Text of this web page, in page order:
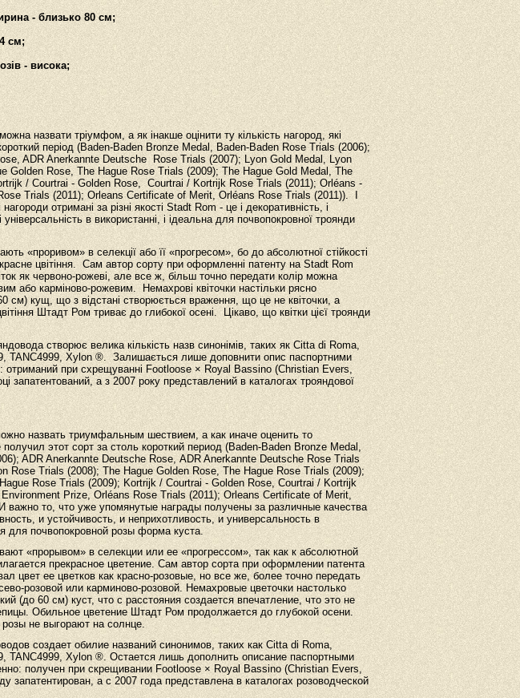
- близько 80 см;
см;
- висока;
назвати тріумфом, а як інакше оцінити ту кількість нагород, які
період (Baden-Baden Bronze Medal, Baden-Baden Rose Trials (2006);
ADR Anerkannte Deutsche Rose Trials (2007); Lyon Gold Medal, Lyon
Golden Rose, The Hague Rose Trials (2009); The Hague Gold Medal, The
/ Courtrai - Golden Rose, Courtrai / Kortrijk Rose Trials (2011); Orléans -
Trials (2011); Orleans Certificate of Merit, Orléans Rose Trials (2011)). І
отримані за різні якості Stadt Rom - це і декоративність, і
універсальність в використанні, і ідеальна для почвопокровної троянди
«проривом» в селекції або її «прогресом», бо до абсолютної стійкості
цвітіння. Сам автор сорту при оформленні патенту на Stadt Rom
як червоно-рожеві, але все ж, більш точно передати колір можна
або карміново-рожевим. Немахрові квіточки настільки рясно
см) кущ, що з відстані створюється враження, що це не квіточки, а
Штадт Ром триває до глибокої осені. Цікаво, що квітки цієї троянди
створює велика кількість назв синонімів, таких як Citta di Roma,
TANC4999, Xylon ®. Залишається лише доповнити опис паспортними
отриманий при схрещуванні Footloose × Royal Bassino (Christian Evers,
запатентований, а з 2007 року представлений в каталогах трояндової
назвать триумфальным шествием, а как иначе оценить то
этот сорт за столь короткий период (Baden-Baden Bronze Medal ,
ADR Anerkannte Deutsche Rose,ADR Anerkannte Deutsche Rose Trials
Rose Trials (2008); The Hague Golden Rose, The Hague Rose Trials (2009);
Rose Trials (2009); Kortrijk / Courtrai - Golden Rose,Courtrai / Kortrijk
Prize, Orléans Rose Trials (2011); Orleans Certificate of Merit,
И важно то, что уже упомянутые награды получены за различные качества
и устойчивость, и неприхотливость, и универсальность в
для почвопокровной розы форма куста.
«прорывом» в селекции или ее «прогрессом», так как к абсолютной
прекрасное цветение. Сам автор сорта при оформлении патента
цвет ее цветков как красно-розовые, но все же, более точно передать
розовой или карминово-розовой. Немахровые цветочки настолько
(до 60 см) куст, что с расстояния создается впечатление, что это не
Обильное цветение Штадт Ром продолжается до глубокой осени.
розы не выгорают на солнце.
создает обилие названий синонимов, таких как Citta di Roma,
TANC4999, Xylon ®. Остается лишь дополнить описание паспортными
получен при скрещивании Footloose × Royal Bassino (Christian Evers,
запатентирован, а с 2007 года представлена в каталогах розоводческой